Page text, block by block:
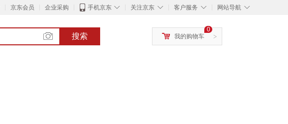
京东会员 企业采购 ◇
手机京东 ◇
关注京东 ◇
客户服务 ◇
网站导航
搜索 >
0
我的购物车